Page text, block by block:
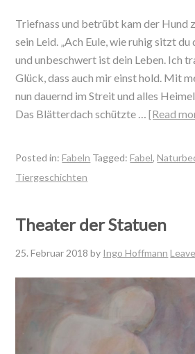
Triefnass und betrübt kam der Hund
sein Leid. „Ach Eule, wie ruhig sitzt du
und unbeschwert ist dein Leben. Ich
Glück, dass auch mir einst hold. Mit
nun dauernd im Streit und alles
Das Blätterdach schützte …[Read
Posted in:Fabeln Tagged:Fabel,
Tiergeschichten
Theater der Statuen
25. Februar 2018 by Ingo Hoffmann